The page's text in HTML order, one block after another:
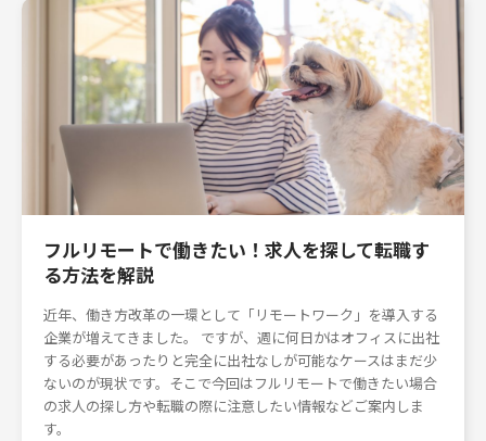
フルリモートで働きたい！求人を探して転職す
る方法を解説
近年、働き方改革の一環として「リモートワーク」を導入する
企業が増えてきました。 ですが、週に何日かはオフィスに出社
する必要があったりと完全に出社なしが可能なケースはまだ少
ないのが現状です。そこで今回はフルリモートで働きたい場合
の求人の探し方や転職の際に注意したい情報などご案内しま
す。